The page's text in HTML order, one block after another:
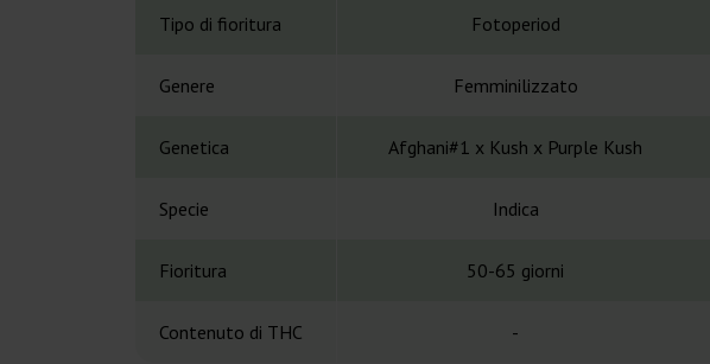
Tipo di fioritura Fotoperiod
Genere Femminilizzato
Genetica Afghani#1 x Kush x Purple Kush
Specie Indica
Fioritura 50-65 giorni
Contenuto di THC -